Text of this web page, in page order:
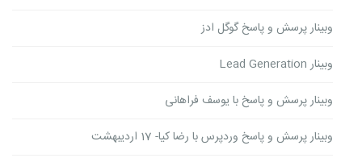
وبینار پرسش و پاسخ گوگل ادز
وبینار Lead Generation
وبینار پرسش و پاسخ با یوسف فراهانی
وبینار پرسش و پاسخ وردپرس با رضا کیا- 17 اردیبهشت